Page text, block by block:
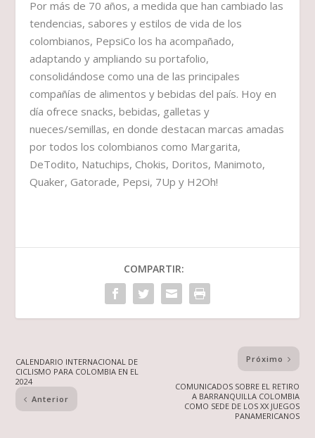
Por más de 70 años, a medida que han cambiado las
tendencias, sabores y estilos de vida de los
colombianos, PepsiCo los ha acompañado,
adaptando y ampliando su portafolio,
consolidándose como una de las principales
compañías de alimentos y bebidas del país. Hoy en
día ofrece snacks, bebidas, galletas y
nueces/semillas, en donde destacan marcas amadas
por todos los colombianos como Margarita,
DeTodito, Natuchips, Chokis, Doritos, Manimoto,
Quaker, Gatorade, Pepsi, 7Up y H2Oh!
COMPARTIR:
CALENDARIO INTERNACIONAL DE
CICLISMO PARA COLOMBIA EN EL
2024
Anterior
Próximo
COMUNICADOS SOBRE EL RETIRO
A BARRANQUILLA COLOMBIA
COMO SEDE DE LOS XX JUEGOS
PANAMERICANOS